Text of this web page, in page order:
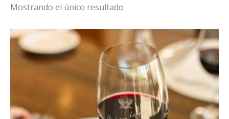
Mostrando el único resultado